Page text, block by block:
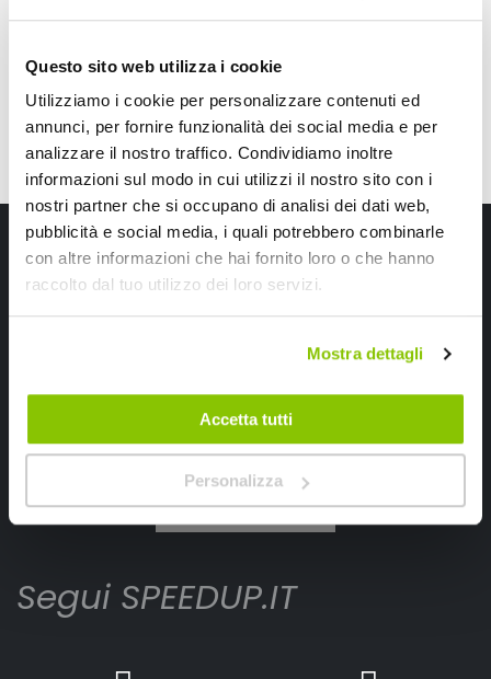
Questo sito web utilizza i cookie
Utilizziamo i cookie per personalizzare contenuti ed
annunci, per fornire funzionalità dei social media e per
analizzare il nostro traffico. Condividiamo inoltre
informazioni sul modo in cui utilizzi il nostro sito con i
nostri partner che si occupano di analisi dei dati web,
pubblicità e social media, i quali potrebbero combinarle
con altre informazioni che hai fornito loro o che hanno
raccolto dal tuo utilizzo dei loro servizi.
Mostra dettagli
Accetta tutti
Personalizza
CONSEGNA IN 48H CONSEGNA IN 48H
Iscriviti alla newsletter Speedup
Ricevi subito uno sconto del 10% per il tuo primo acquisto online!
Iscrivimi
Segui SPEEDUP.IT